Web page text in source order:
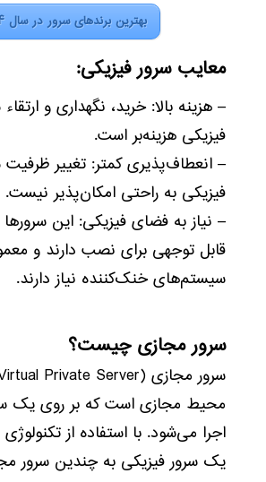
بهترین برندهای سرور در سال ۲۰۲۴
معایب سرور فیزیکی:
– هزینه بالا: خرید، نگهداری و
فیزیکی هزینه‌بر است.
– انعطاف‌پذیری کمتر: تغییر
فیزیکی به راحتی امکان‌پذیر نیست.
– نیاز به فضای فیزیکی: این
قابل توجهی برای نصب دارند و
سیستم‌های خنک‌کننده نیاز دارند.
سرور مجازی چیست؟
محیط مجازی است که بر روی یک
اجرا می‌شود. با استفاده از
یک سرور فیزیکی به چندین سرور